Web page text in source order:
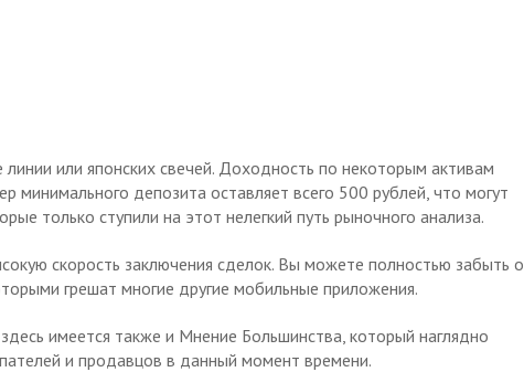
или японских свечей. Доходность по некоторым активам
минимального депозита оставляет всего 500 рублей, что могут
только ступили на этот нелегкий путь рыночного анализа.
скорость заключения сделок. Вы можете полностью забыть о
грешат многие другие мобильные приложения.
имеется также и Мнение Большинства, который наглядно
и продавцов в данный момент времени.